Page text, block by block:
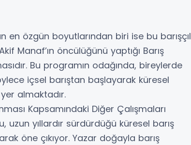
en özgün boyutlarından biri ise bu barışçıl
Manaf’ın öncülüğünü yaptığı Barış
Bu programın odağında, bireylerde
içsel barıştan başlayarak küresel
almaktadır.
Kapsamındaki Diğer Çalışmaları
uzun yıllardır sürdürdüğü küresel barış
öne çıkıyor. Yazar doğayla barış